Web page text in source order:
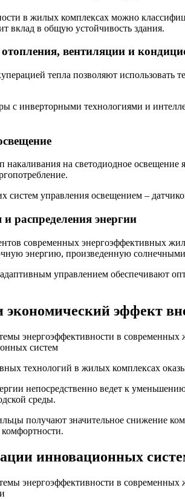
в жилых комплексах можно
вклад в общую устойчивость здания.
вентиляции и
тепла позволяют использовать
с инверторными технологиями и
на светодиодное
систем управления освещением –
распределения энергии
современных энергоэффективных
энергию, произведенную
адаптивным управлением обеспечивают
экономический эффект
энергоэффективности в
систем
технологий в жилых комплексах
непосредственно ведет к
среды.
получают значительное снижение
инновационных
энергоэффективности в